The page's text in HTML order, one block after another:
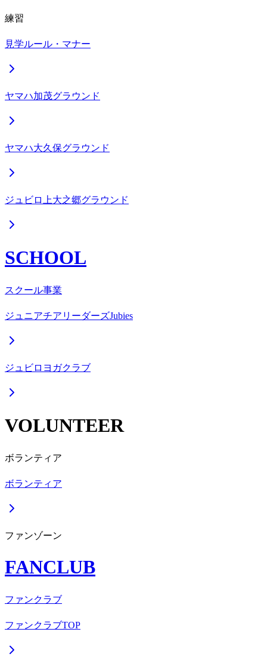
練習
見学ルール・マナー
ヤマハ加茂グラウンド
ヤマハ大久保グラウンド
ジュビロ上大之郷グラウンド
SCHOOL
スクール事業
ジュニアチアリーダーズJubies
ジュビロヨガクラブ
VOLUNTEER
ボランティア
ボランティア
ファンゾーン
FANCLUB
ファンクラブ
ファンクラブTOP